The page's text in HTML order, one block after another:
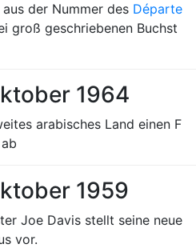
der Nummer des Départe
groß geschriebenen Buchst
1964
arabisches Land einen F
ab
1959
Joe Davis stellt seine neue
vor.